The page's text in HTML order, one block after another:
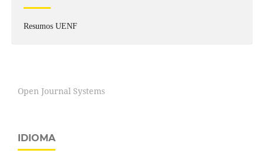
Resumos UENF
Open Journal Systems
IDIOMA